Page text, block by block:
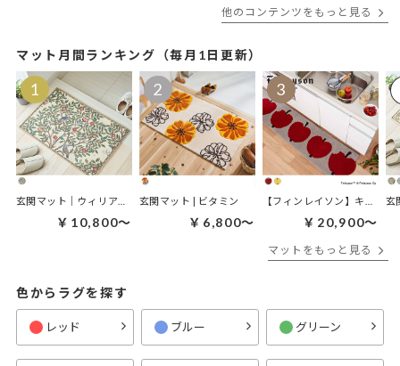
他のコンテンツをもっと見る
マット月間ランキング（毎月1日更新）
玄関マット｜ウィリアムモリス ケルムスコットツリー
￥10,800～
玄関マット | ビタミン
￥6,800～ ￥20,900～
マットをもっと見る
色からラグを探す
レッド ブルー グリーン